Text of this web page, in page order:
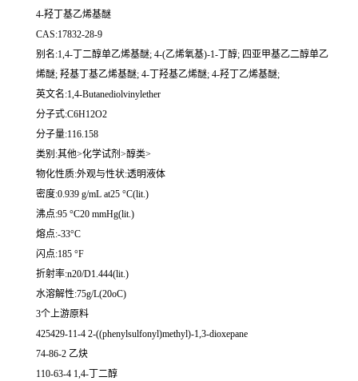
4-羟丁基乙烯基醚
CAS:17832-28-9
别名:1,4-丁二醇单乙烯基醚; 4-(乙烯氧基)-1-丁醇; 四亚甲基乙二醇单乙
烯醚; 羟基丁基乙烯基醚; 4-丁羟基乙烯醚; 4-羟丁乙烯基醚;
英文名:1,4-Butanediolvinylether
分子式:C6H12O2
分子量:116.158
类别:其他>化学试剂>醇类>
物化性质:外观与性状:透明液体
密度:0.939 g/mL at25 °C(lit.)
沸点:95 °C20 mmHg(lit.)
熔点:-33°C
闪点:185 °F
折射率:n20/D1.444(lit.)
水溶解性:75g/L(20oC)
3个上游原料
425429-11-4 2-((phenylsulfonyl)methyl)-1,3-dioxepane
74-86-2 乙炔
110-63-4 1,4-丁二醇